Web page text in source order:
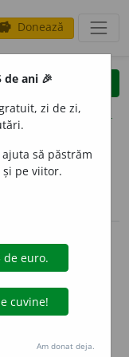
Donează
clear
opțiuni
declinări
de
definiții.
de
ani 🎉
zi de zi,
să păstrăm
pe viitor.
Am donat deja.